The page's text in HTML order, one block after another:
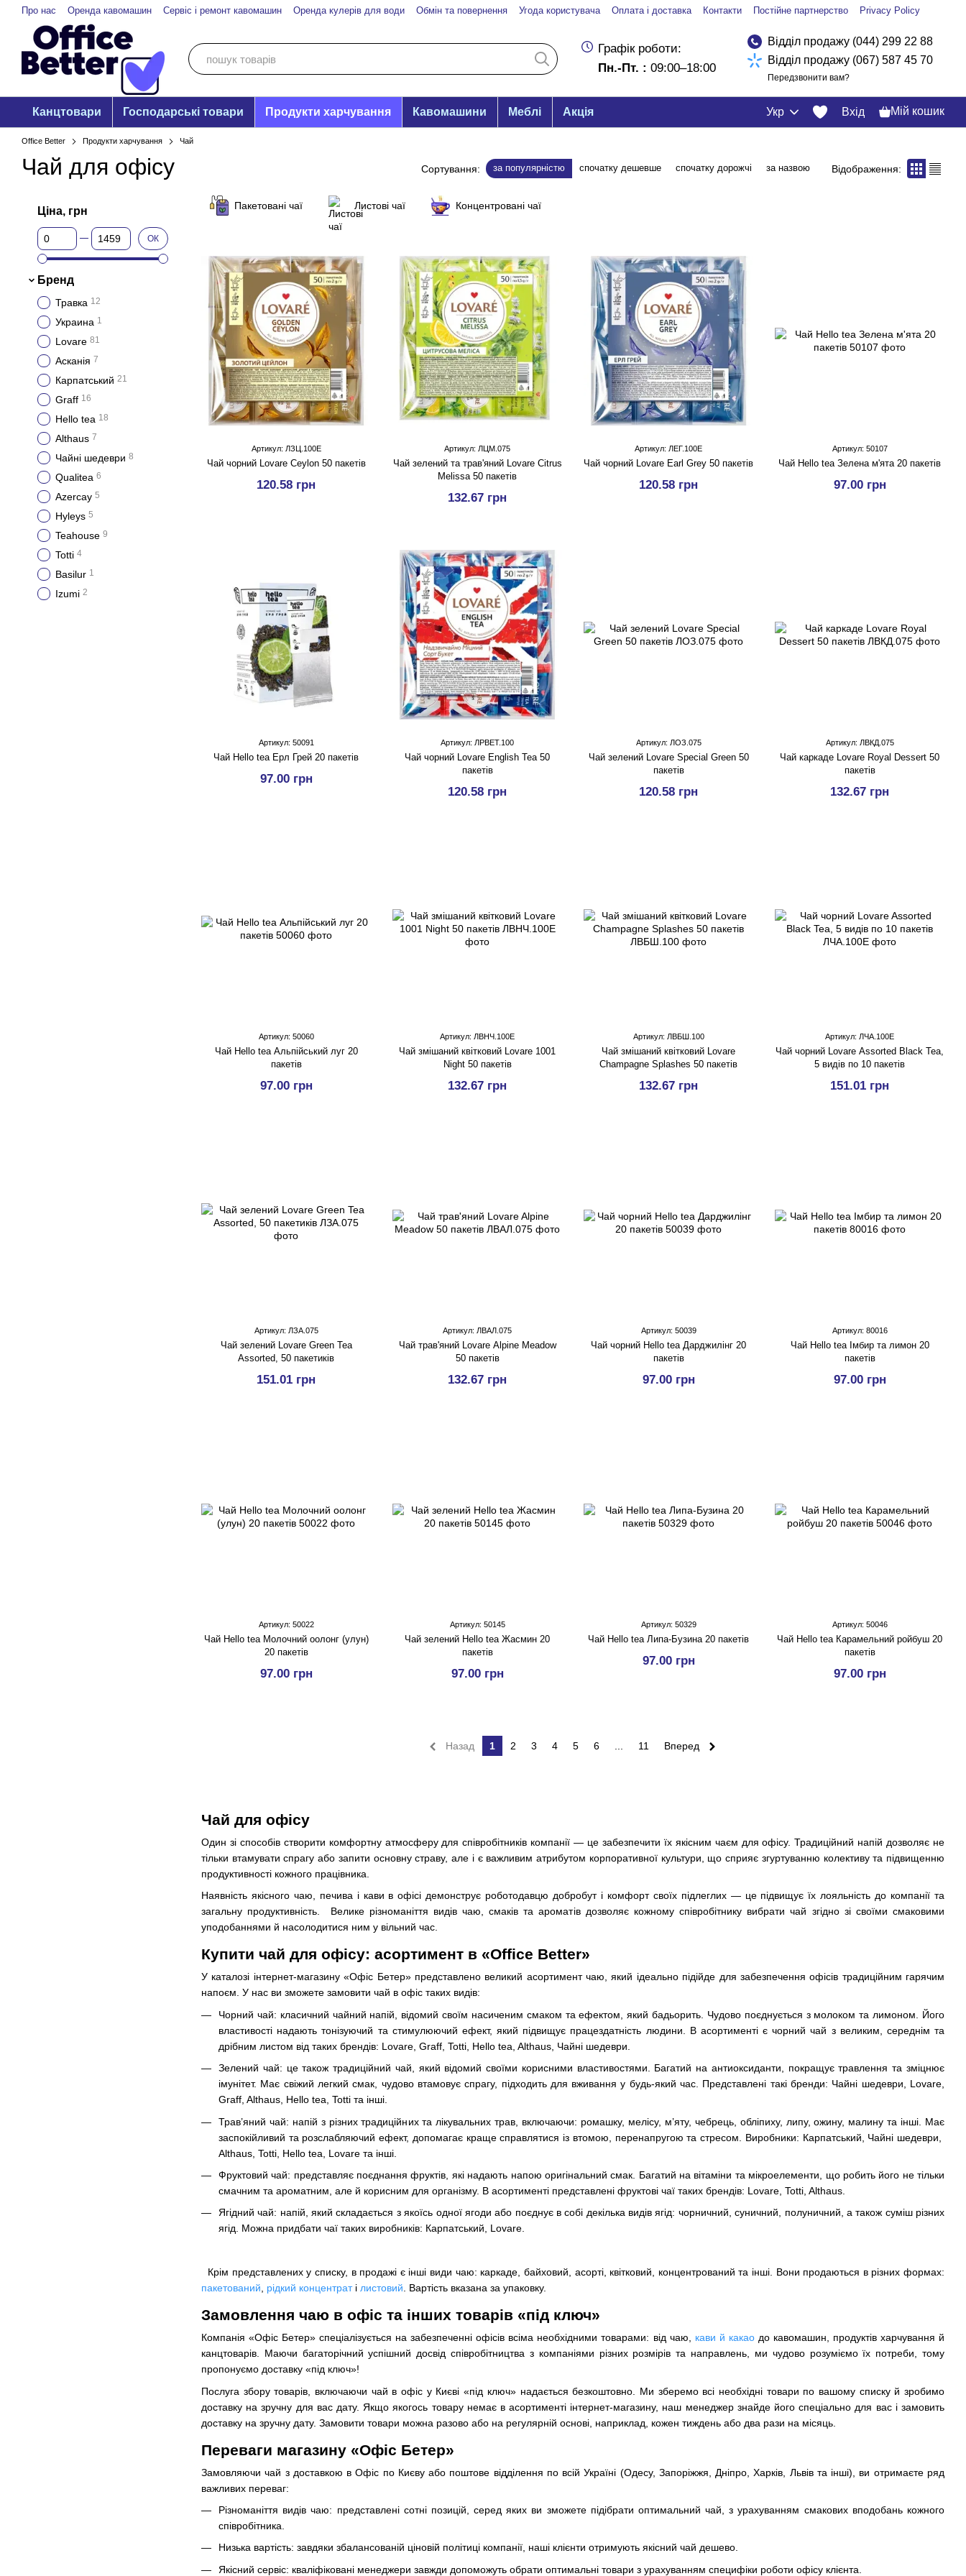
Перейти до основного контенту
Про нас Оренда кавомашин Сервіс і ремонт кавомашин Оренда кулерів для води Обмін та повернення Угода користувача Оплата і доставка Контакти Постійне партнерство Privacy Policy
Графік роботи:
Пн.-Пт. : 09:00–18:00
Відділ продажу (044) 299 22 88
Відділ продажу (067) 587 45 70
Передзвонити вам?
Канцтовари Господарські товари Продукти харчування Кавомашини Меблі Акція Укр Вхід Мій кошик
Office Better Продукти харчування Чай
Чай для офісу Сортування: за популярністю спочатку дешевше спочатку дорожчі за назвою Відображення:
Пакетовані чаї Листові чаї Концентровані чаї
Чай для офісу
Один зі способів створити комфортну атмосферу для співробітників компанії — це забезпечити їх якісним чаєм для офісу. Традиційний напій дозволяє не
тільки втамувати спрагу або запити основну страву, але і є важливим атрибутом корпоративної культури, що сприяє згуртуванню колективу та підвищенню
продуктивності кожного працівника.
Наявність якісного чаю, печива і кави в офісі демонструє роботодавцю добробут і комфорт своїх підлеглих — це підвищує їх лояльність до компанії та
загальну продуктивність. Велике різноманіття видів чаю, смаків та ароматів дозволяє кожному співробітнику вибрати чай згідно зі своїми смаковими
уподобаннями й насолодитися ним у вільний час.
Купити чай для офісу: асортимент в «Office Better»
У каталозі інтернет-магазину «Офіс Бетер» представлено великий асортимент чаю, який ідеально підійде для забезпечення офісів традиційним гарячим
напоєм. У нас ви зможете замовити чай в офіс таких видів:
Чорний чай: класичний чайний напій, відомий своїм насиченим смаком та ефектом, який бадьорить. Чудово поєднується з молоком та лимоном. Його
властивості надають тонізуючий та стимулюючий ефект, який підвищує працездатність людини. В асортименті є чорний чай з великим, середнім та
дрібним листом від таких брендів: Lovare, Graff, Totti, Hello tea, Althaus, Чайні шедеври.
Зелений чай: це також традиційний чай, який відомий своїми корисними властивостями. Багатий на антиоксиданти, покращує травлення та зміцнює
імунітет. Має свіжий легкий смак, чудово втамовує спрагу, підходить для вживання у будь-який час. Представлені такі бренди: Чайні шедеври, Lovare,
Graff, Althaus, Hello tea, Totti та інші.
Трав’яний чай: напій з різних традиційних та лікувальних трав, включаючи: ромашку, мелісу, м’яту, чебрець, обліпиху, липу, ожину, малину та інші. Має
заспокійливий та розслабляючий ефект, допомагає краще справлятися із втомою, перенапругою та стресом. Виробники: Карпатський, Чайні шедеври,
Althaus, Totti, Hello tea, Lovare та інші.
Фруктовий чай: представляє поєднання фруктів, які надають напою оригінальний смак. Багатий на вітаміни та мікроелементи, що робить його не тільки
смачним та ароматним, але й корисним для організму. В асортименті представлені фруктові чаї таких брендів: Lovare, Totti, Althaus.
Ягідний чай: напій, який складається з якоїсь одної ягоди або поєднує в собі декілька видів ягід: чорничний, суничний, полуничний, а також суміш різних
ягід. Можна придбати чаї таких виробників: Карпатський, Lovare.
Крім представлених у списку, в продажі є інші види чаю: каркаде, байховий, асорті, квітковий, концентрований та інші. Вони продаються в різних формах:
пакетований
рідкий концентраті листовий . Вартість вказана за упаковку.
Замовлення чаю в офіс та інших товарів «під ключ»
Компанія «Офіс Бетер» спеціалізується на забезпеченні офісів всіма необхідними товарами: від чаю, кави й какаодо кавомашин, продуктів харчування й
канцтоварів. Маючи багаторічний успішний досвід співробітництва з компаніями різних розмірів та направлень, ми чудово розуміємо їх потреби, тому
пропонуємо доставку «під ключ»!
Послуга збору товарів, включаючи чай в офіс у Києві «під ключ» надається безкоштовно. Ми зберемо всі необхідні товари по вашому списку й зробимо
доставку на зручну для вас дату. Якщо якогось товару немає в асортименті інтернет-магазину, наш менеджер знайде його спеціально для вас і замовить
доставку на зручну дату. Замовити товари можна разово або на регулярній основі, наприклад, кожен тиждень або два рази на місяць.
Переваги магазину «Офіс Бетер»
Замовляючи чай з доставкою в Офіс по Києву або поштове відділення по всій Україні (Одесу, Запоріжжя, Дніпро, Харків, Львів та інші), ви отримаєте ряд
важливих переваг:
Різноманіття видів чаю: представлені сотні позицій, серед яких ви зможете підібрати оптимальний чай, з урахуванням смакових вподобань кожного
співробітника.
Низька вартість: завдяки збалансованій ціновій політиці компанії, наші клієнти отримують якісний чай дешево.
Якісний сервіс: кваліфіковані менеджери завжди допоможуть обрати оптимальні товари з урахуванням специфіки роботи офісу клієнта.
Артикул: ЛЗЦ.100Е
Чай чорний Lovare Ceylon 50 пакетів
120.58 грн
Артикул: ЛЦМ.075
Чай зелений та трав'яний Lovare Citrus
Melissa 50 пакетів
132.67 грн
Артикул: ЛЕГ.100Е
Чай чорний Lovare Earl Grey 50 пакетів
120.58 грн
Артикул: 50107
Чай Hello tea Зелена м'ята 20 пакетів
97.00 грн
Артикул: 50091
Чай Hello tea Ерл Грей 20 пакетів
97.00 грн
Артикул: ЛРВЕТ.100
Чай чорний Lovare English Tea 50
пакетів
120.58 грн
Артикул: ЛОЗ.075
Чай зелений Lovare Special Green 50
пакетів
120.58 грн
Артикул: ЛВКД.075
Чай каркаде Lovare Royal Dessert 50
пакетів
132.67 грн
Артикул: 50060
Чай Hello tea Альпійський луг 20
пакетів
97.00 грн
Артикул: ЛВНЧ.100Е
Чай змішаний квітковий Lovare 1001
Night 50 пакетів
132.67 грн
Артикул: ЛВБШ.100
Чай змішаний квітковий Lovare
Champagne Splashes 50 пакетів
132.67 грн
Артикул: ЛЧА.100Е
Чай чорний Lovare Assorted Black Tea,
5 видів по 10 пакетів
151.01 грн
Артикул: ЛЗА.075
Чай зелений Lovare Green Tea
Assorted, 50 пакетиків
151.01 грн
Артикул: ЛВАЛ.075
Чай трав'яний Lovare Alpine Meadow
50 пакетів
132.67 грн
Артикул: 50039
Чай чорний Hello tea Дарджилінг 20
пакетів
97.00 грн
Артикул: 80016
Чай Hello tea Імбир та лимон 20
пакетів
97.00 грн
Артикул: 50022
Чай Hello tea Молочний оолонг (улун)
20 пакетів
97.00 грн
Артикул: 50145
Чай зелений Hello tea Жасмин 20
пакетів
97.00 грн
Артикул: 50329
Чай Hello tea Липа-Бузина 20 пакетів
97.00 грн
Артикул: 50046
Чай Hello tea Карамельний ройбуш 20
пакетів
97.00 грн
Назад 1 2 3 4 5 6 11 Вперед
Ціна, грн
Від Ціна, грн
До Ціна, грн ОК
Бренд
Травка 12
Украина 1
Lovare 81
Асканія 7
Карпатський 21
Graff 16
Hello tea 18
Althaus 7
Чайні шедеври 8
Qualitea 6
Azercay 5
Hyleys 5
Teahouse 9
Totti 4
Basilur 1
Izumi 2